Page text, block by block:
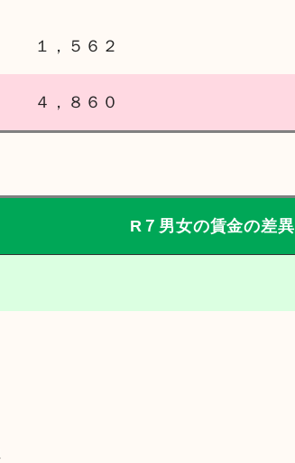
１，５６２
４，８６０
R７男女の賃金の差異